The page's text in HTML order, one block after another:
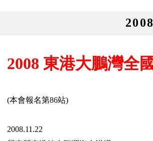
2008 東港大鵬灣全
(本會報名第86站)
2008.11.22